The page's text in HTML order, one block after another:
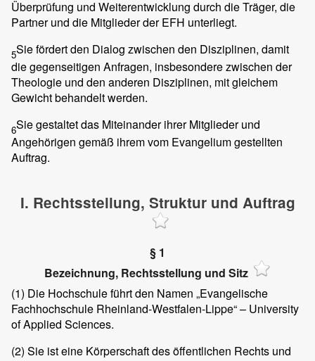
Überprüfung und Weiterentwicklung durch die Träger, die
Partner und die Mitglieder der EFH unterliegt.
5Sie fördert den Dialog zwischen den Disziplinen, damit
die gegenseitigen Anfragen, insbesondere zwischen der
Theologie und den anderen Disziplinen, mit gleichem
Gewicht behandelt werden.
6Sie gestaltet das Miteinander ihrer Mitglieder und
Angehörigen gemäß ihrem vom Evangelium gestellten
Auftrag.
I. Rechtsstellung, Struktur und Auftrag
§ 1
Bezeichnung, Rechtsstellung und Sitz
(1) Die Hochschule führt den Namen „Evangelische
Fachhochschule Rheinland-Westfalen-Lippe“ – University
of Applied Sciences.
(2) Sie ist eine Körperschaft des öffentlichen Rechts und